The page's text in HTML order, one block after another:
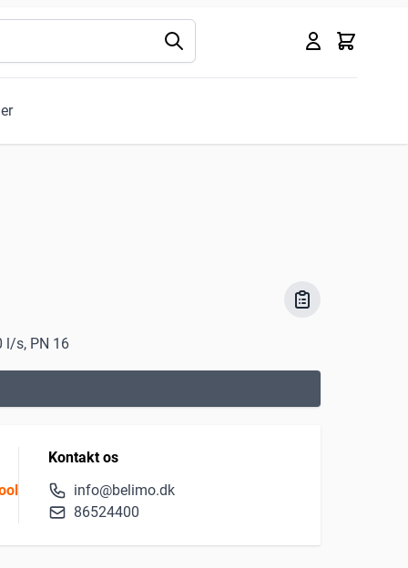
Kurv
l/s, PN 16
Kontakt os
info@belimo.dk
86524400